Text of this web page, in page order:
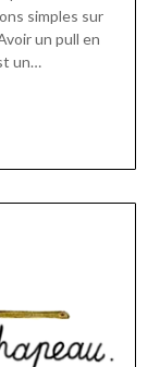
simples sur
un pull en
un…